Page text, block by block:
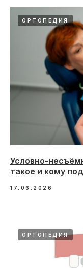
ОРТОПЕДИЯ
Условно-
такое и кому
17.06.2026
ОРТОПЕДИЯ